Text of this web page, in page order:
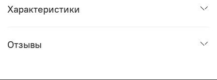
Характеристики
Отзывы